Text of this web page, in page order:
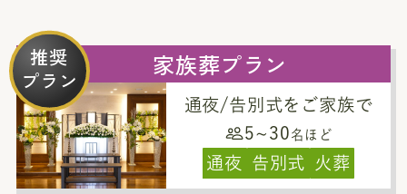
推奨
プラン
家族葬プラン
通夜/告別式をご家族で
5~30 名ほど
通夜 告別式 火葬